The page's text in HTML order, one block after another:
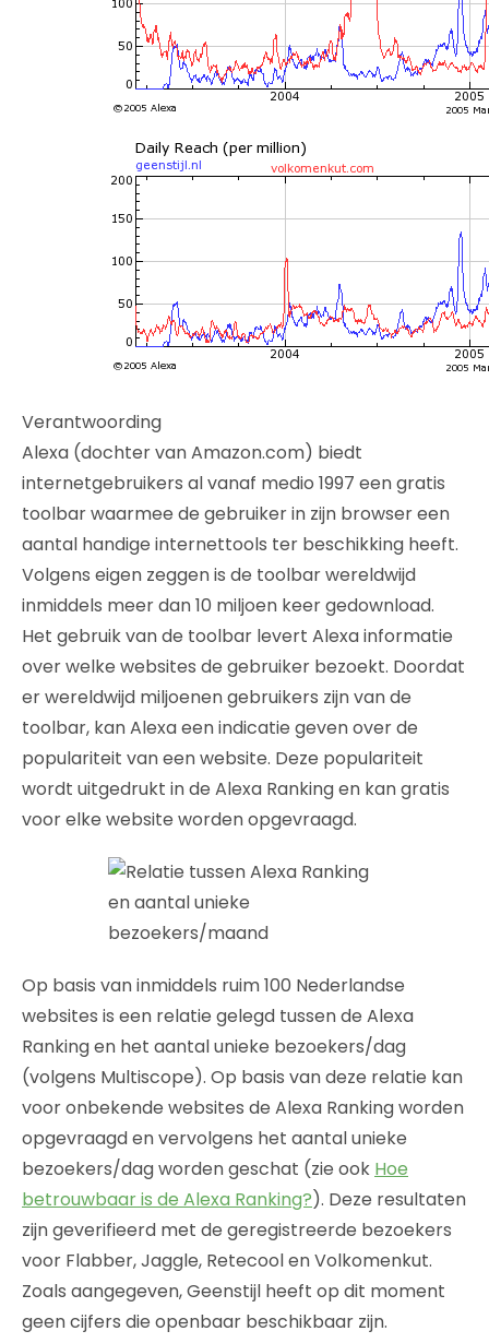
Verantwoording
Alexa (dochter van Amazon.com) biedt
internetgebruikers al vanaf medio 1997 een gratis
toolbar waarmee de gebruiker in zijn browser een
aantal handige internettools ter beschikking heeft.
Volgens eigen zeggen is de toolbar wereldwijd
inmiddels meer dan 10 miljoen keer gedownload.
Het gebruik van de toolbar levert Alexa informatie
over welke websites de gebruiker bezoekt. Doordat
er wereldwijd miljoenen gebruikers zijn van de
toolbar, kan Alexa een indicatie geven over de
populariteit van een website. Deze populariteit
wordt uitgedrukt in de Alexa Ranking en kan gratis
voor elke website worden opgevraagd.
Op basis van inmiddels ruim 100 Nederlandse
websites is een relatie gelegd tussen de Alexa
Ranking en het aantal unieke bezoekers/dag
(volgens Multiscope). Op basis van deze relatie kan
voor onbekende websites de Alexa Ranking worden
opgevraagd en vervolgens het aantal unieke
bezoekers/dag worden geschat (zie ook Hoe
betrouwbaar is de Alexa Ranking?). Deze resultaten
zijn geverifieerd met de geregistreerde bezoekers
voor Flabber, Jaggle, Retecool en Volkomenkut.
Zoals aangegeven, Geenstijl heeft op dit moment
geen cijfers die openbaar beschikbaar zijn.